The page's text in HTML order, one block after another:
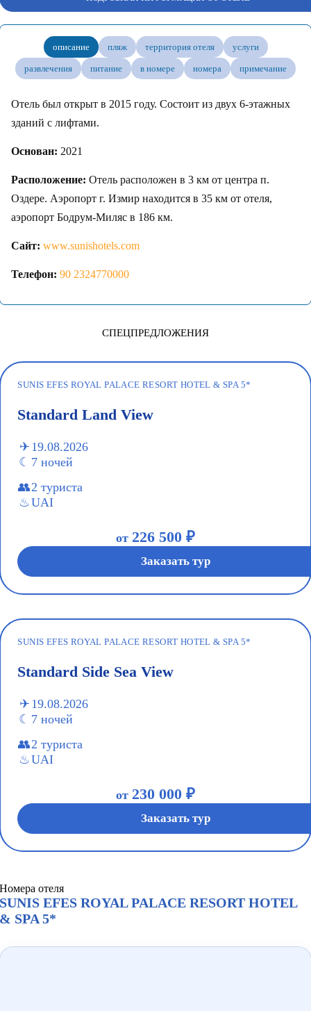
описание пляж территория отеля услуги
развлечения питание в номере номера примечание
Отель был открыт в 2015 году. Состоит из двух 6-этажных
зданий с лифтами.
Основан: 2021
Расположение: Отель расположен в 3 км от центра п.
Оздере. Аэропорт г. Измир находится в 35 км от отеля,
аэропорт Бодрум-Миляс в 186 км.
Сайт: www.sunishotels.com
Телефон: 90 2324770000
СПЕЦПРЕДЛОЖЕНИЯ
SUNIS EFES ROYAL PALACE RESORT HOTEL & SPA 5*
Standard Land View
19.08.2026
7 ночей
2 туриста
UAI
от 226 500 ₽
Заказать тур
SUNIS EFES ROYAL PALACE RESORT HOTEL & SPA 5*
Standard Side Sea View
19.08.2026
7 ночей
2 туриста
UAI
от 230 000 ₽
Заказать тур
Номера отеля
SUNIS EFES ROYAL PALACE RESORT HOTEL
& SPA 5*